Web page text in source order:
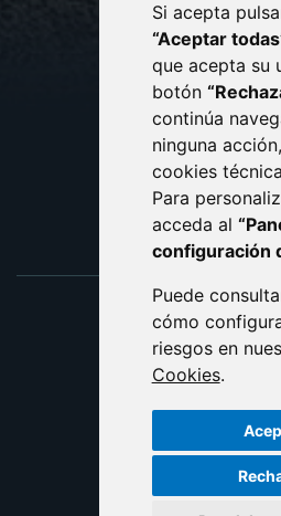
Si acepta
“Aceptar
que acepta su
botón
continúa
ninguna
cookies
Para
acceda al
configuración
Puede
cómo
riesgos en
Cookies.
CONTACTO
AVISO
PROTECCIÓN
POLÍTICA DE